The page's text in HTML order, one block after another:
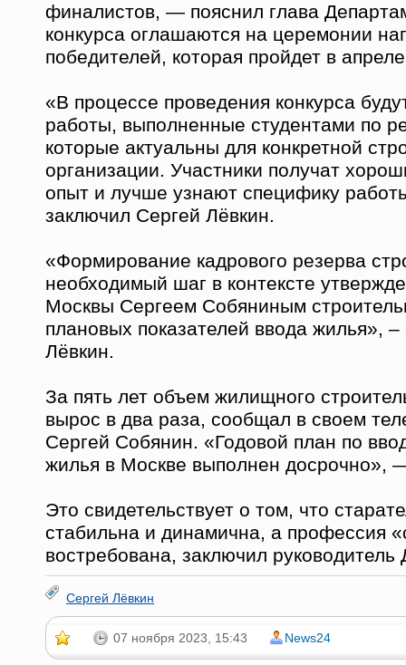
финалистов, — пояснил глава
конкурса оглашаются на церемонии
победителей, которая пройдет в
«В процессе проведения конкурса
работы, выполненные студентами по
которые актуальны для конкретной
организации. Участники получат
опыт и лучше узнают специфику
заключил Сергей Лёвкин.
«Формирование кадрового резерва
необходимый шаг в контексте
Москвы Сергеем Собяниным
плановых показателей ввода жилья»,
Лёвкин.
За пять лет объем жилищного
вырос в два раза, сообщал в своем
Сергей Собянин. «Годовой план по
жилья в Москве выполнен досрочно»,
Это свидетельствует о том, что
стабильна и динамична, а профессия
востребована, заключил руководитель
Сергей Лёвкин
07 ноября 2023, 15:43 News24